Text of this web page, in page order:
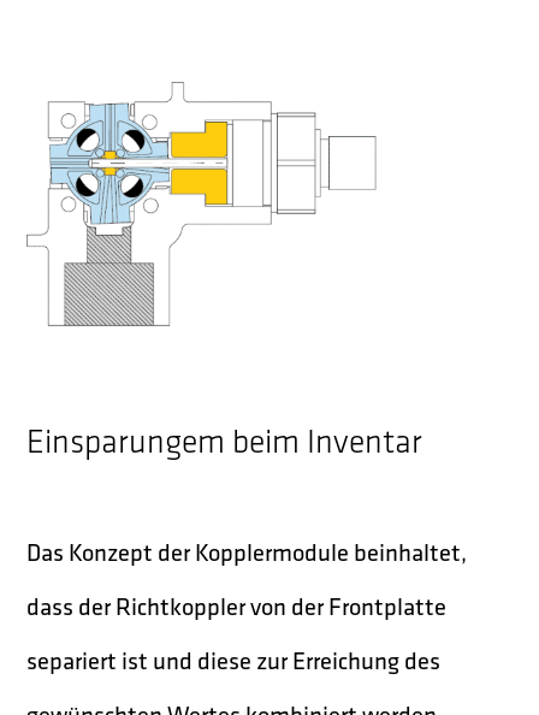
Einsparungem beim Inventar
Das Konzept der Kopplermodule beinhaltet,
dass der Richtkoppler von der Frontplatte
separiert ist und diese zur Erreichung des